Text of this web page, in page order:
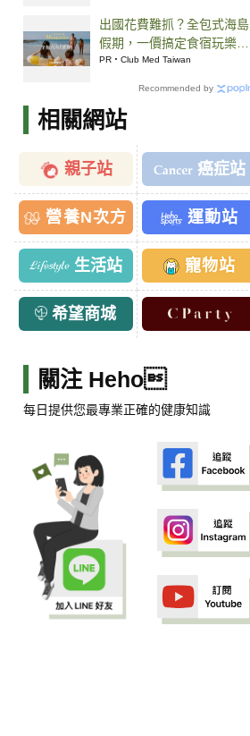
出國花費難抓？全包式海島
假期，一價搞定食宿玩樂，
省錢更省心！
PR・Club Med Taiwan
Recommended by
相關網站
親子站 癌症站
營養N次方 運動站
生活站 寵物站
希望商城
關注 Heho
每日提供您最專業正確的健康知識